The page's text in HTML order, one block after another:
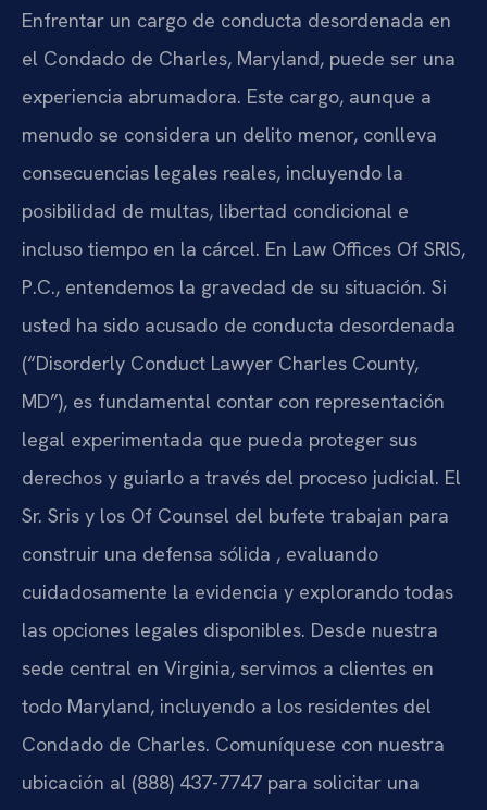
Enfrentar un cargo de conducta desordenada en
el Condado de Charles, Maryland, puede ser una
experiencia abrumadora. Este cargo, aunque a
menudo se considera un delito menor, conlleva
consecuencias legales reales, incluyendo la
posibilidad de multas, libertad condicional e
incluso tiempo en la cárcel. En Law Offices Of SRIS,
P.C., entendemos la gravedad de su situación. Si
usted ha sido acusado de conducta desordenada
(“Disorderly Conduct Lawyer Charles County,
MD”), es fundamental contar con representación
legal experimentada que pueda proteger sus
derechos y guiarlo a través del proceso judicial. El
Sr. Sris y los Of Counsel del bufete trabajan para
construir una defensa sólida , evaluando
cuidadosamente la evidencia y explorando todas
las opciones legales disponibles. Desde nuestra
sede central en Virginia, servimos a clientes en
todo Maryland, incluyendo a los residentes del
Condado de Charles. Comuníquese con nuestra
ubicación al (888) 437-7747 para solicitar una